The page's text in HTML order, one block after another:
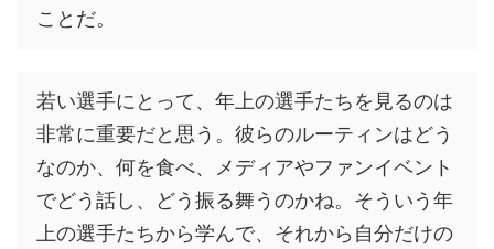
ことだ。
若い選手にとって、年上の選手たちを見るのは
非常に重要だと思う。彼らのルーティンはどう
なのか、何を食べ、メディアやファンイベント
でどう話し、どう振る舞うのかね。そういう年
上の選手たちから学んで、それから自分だけの